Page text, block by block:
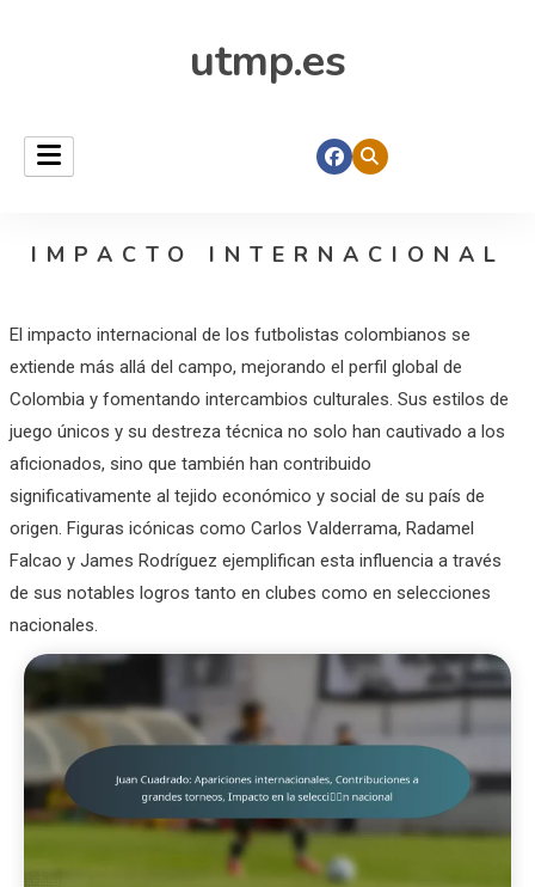
utmp.es
IMPACTO INTERNACIONAL
El impacto internacional de los futbolistas colombianos se
extiende más allá del campo, mejorando el perfil global de
Colombia y fomentando intercambios culturales. Sus estilos de
juego únicos y su destreza técnica no solo han cautivado a los
aficionados, sino que también han contribuido
significativamente al tejido económico y social de su país de
origen. Figuras icónicas como Carlos Valderrama, Radamel
Falcao y James Rodríguez ejemplifican esta influencia a través
de sus notables logros tanto en clubes como en selecciones
nacionales.